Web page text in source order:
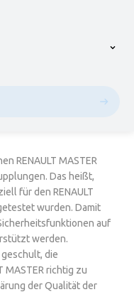
RENAULT MASTER
Das heißt,
für den RENAULT
wurden. Damit
auf
werden.
die
MASTER richtig zu
der Qualität der